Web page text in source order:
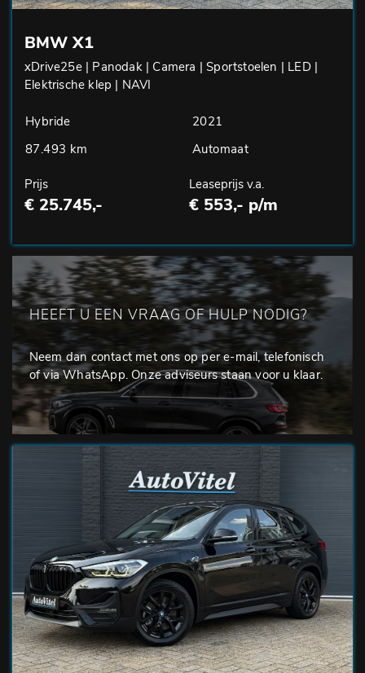
BMW X1
xDrive25e | Panodak | Camera | Sportstoelen | LED |
Elektrische klep | NAVI
Hybride
2021
87.493 km
Automaat
Prijs
€ 25.745,-
Leaseprijs v.a.
€ 553,- p/m
HEEFT U EEN VRAAG OF HULP NODIG?
Neem dan contact met ons op per e-mail, telefonisch
of via WhatsApp. Onze adviseurs staan voor u klaar.